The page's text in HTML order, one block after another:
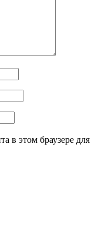
в этом браузере для